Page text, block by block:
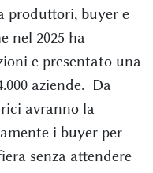
produttori, buyer e
nel 2025 ha
e presentato una
aziende. Da
avranno la
i buyer per
senza attendere